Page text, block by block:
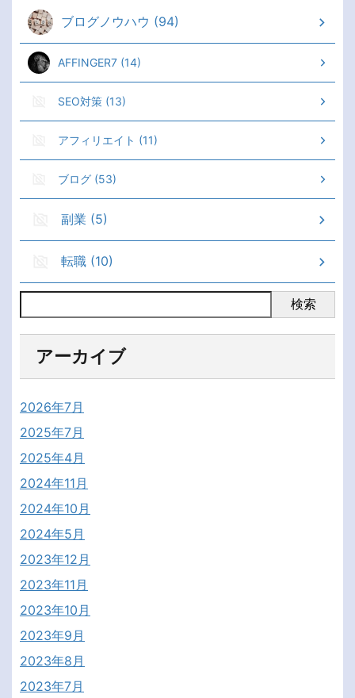
ブログノウハウ (94)
AFFINGER7 (14)
SEO対策 (13)
アフィリエイト (11)
ブログ (53)
副業 (5)
転職 (10)
検索
アーカイブ
2026年7月
2025年7月
2025年4月
2024年11月
2024年10月
2024年5月
2023年12月
2023年11月
2023年10月
2023年9月
2023年8月
2023年7月